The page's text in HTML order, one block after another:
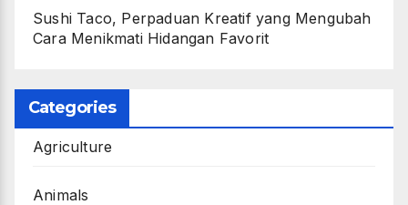
Sushi Taco, Perpaduan Kreatif yang Mengubah
Cara Menikmati Hidangan Favorit
Categories
Agriculture
Animals